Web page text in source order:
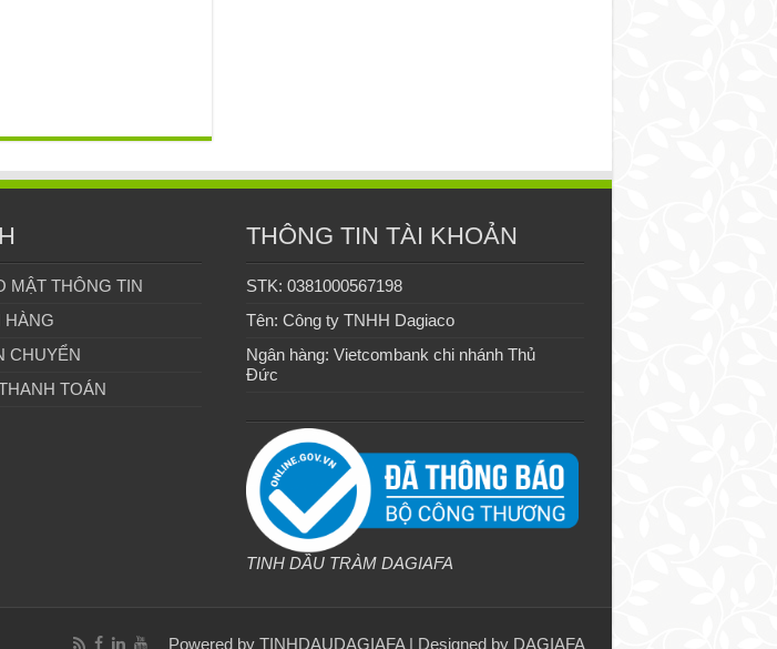
MẬT THÔNG TIN
HÀNG
CHUYỂN
TOÁN
THÔNG TIN TÀI KHOẢN
STK: 0381000567198
Tên: Công ty TNHH Dagiaco
Ngân hàng: Vietcombank chi nhánh Thủ
Đức
TINH DẦU TRÀM DAGIAFA
Powered by TINHDAUDAGIAFA| Designed by DAGIAFA